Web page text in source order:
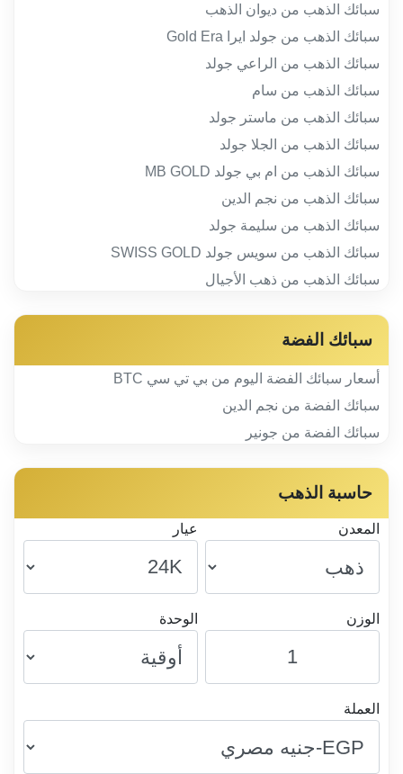
سبائك الذهب من ديوان الذهب
سبائك الذهب من جولد ايرا Gold Era
سبائك الذهب من الراعي جولد
سبائك الذهب من سام
سبائك الذهب من ماستر جولد
سبائك الذهب من الجلا جولد
سبائك الذهب من ام بي جولد MB GOLD
سبائك الذهب من نجم الدين
سبائك الذهب من سليمة جولد
سبائك الذهب من سويس جولد SWISS GOLD
سبائك الذهب من ذهب الأجيال
سبائك الفضة
أسعار سبائك الفضة اليوم من بي تي سي BTC
سبائك الفضة من نجم الدين
سبائك الفضة من جونير
حاسبة الذهب
المعدن عيار
الوزن الوحدة
العملة